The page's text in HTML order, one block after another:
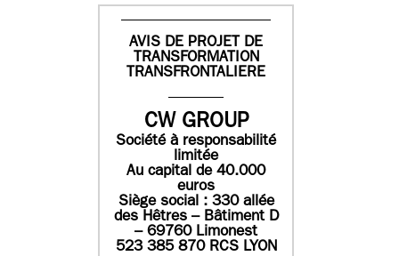
AVIS DE PROJET DE
TRANSFORMATION
TRANSFRONTALIERE
CW GROUP
Société à responsabilité
limitée
Au capital de 40.000
euros
Siège social : 330 allée
des Hêtres – Bâtiment D
– 69760 Limonest
523 385 870 RCS LYON